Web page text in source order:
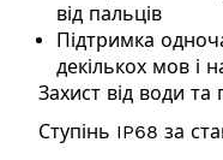
від пальців
Підтримка
декількох мов і
Захист від води та
Ступінь IP68 за